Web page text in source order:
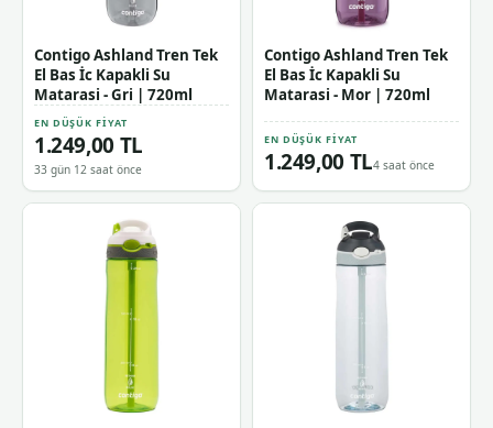
Contigo Ashland Tren Tek
El Bas İc Kapakli Su
Matarasi - Gri | 720ml
EN DÜŞÜK FIYAT
1.249,00 TL
33 gün 12 saat önce
Contigo Ashland Tren Tek
El Bas İc Kapakli Su
Matarasi - Mor | 720ml
EN DÜŞÜK FIYAT
1.249,00 TL4 saat önce